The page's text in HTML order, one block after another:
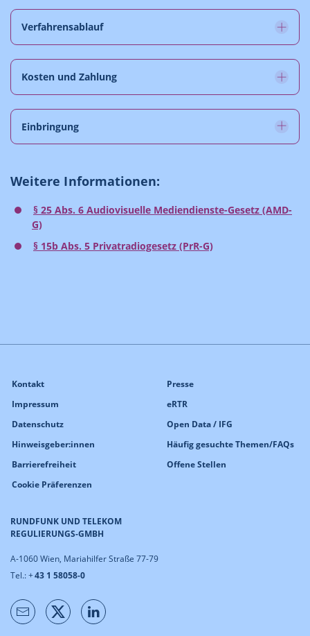
Verfahrensablauf
Kosten und Zahlung
Einbringung
Weitere Informationen:
§ 25 Abs. 6 Audiovisuelle Mediendienste-Gesetz (AMD-
G)
§ 15b Abs. 5 Privatradiogesetz (PrR-G)
RUNDFUNK UND TELEKOM
REGULIERUNGS-GMBH
A-1060 Wien, Mariahilfer Straße 77-79
Tel.: +43 1 58058-0
Kontakt
Impressum
Datenschutz
Hinweisgeber:innen
Barrierefreiheit
Cookie Präferenzen
Presse
eRTR
Open Data / IFG
Häufig gesuchte Themen/FAQs
Offene Stellen